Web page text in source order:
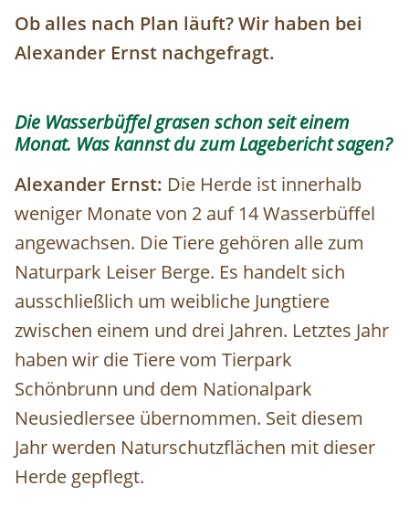
Ob alles nach Plan läuft? Wir haben bei
Alexander Ernst nachgefragt.
Die Wasserbüffel grasen schon seit einem
Monat. Was kannst du zum Lagebericht sagen?
Alexander Ernst: Die Herde ist innerhalb
weniger Monate von 2 auf 14 Wasserbüffel
angewachsen. Die Tiere gehören alle zum
Naturpark Leiser Berge. Es handelt sich
ausschließlich um weibliche Jungtiere
zwischen einem und drei Jahren. Letztes Jahr
haben wir die Tiere vom Tierpark
Schönbrunn und dem Nationalpark
Neusiedlersee übernommen. Seit diesem
Jahr werden Naturschutzflächen mit dieser
Herde gepflegt.